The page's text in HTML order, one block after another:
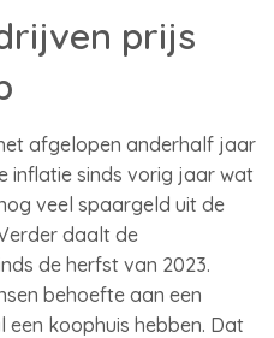
prijs
afgelopen anderhalf jaar
inflatie sinds vorig jaar wat
veel spaargeld uit de
daalt de
de herfst van 2023.
behoefte aan een
een koophuis hebben. Dat